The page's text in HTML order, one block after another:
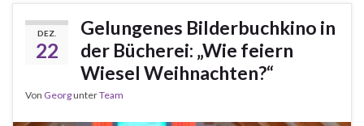
DEZ.
22
Gelungenes Bilderbuchkino in
der Bücherei: „Wie feiern
Wiesel Weihnachten?“
Von GeorgunterTeam